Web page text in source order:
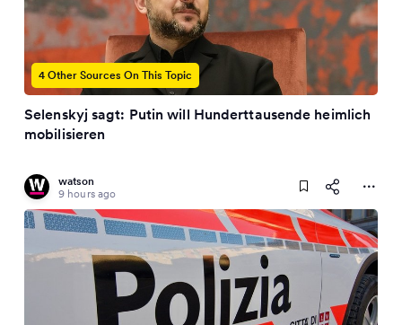
4 Other Sources On This Topic
Selenskyj sagt: Putin will Hunderttausende heimlich
mobilisieren
watson
9 hours ago